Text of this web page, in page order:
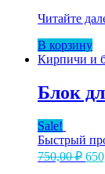
Кирпич
йоги
деревянный
Читайте
В корзину
Кирпичи и
Блок
Sale!
Быстрый
750,00₽